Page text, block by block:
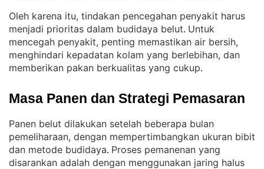
Oleh karena itu, tindakan pencegahan penyakit harus
menjadi prioritas dalam budidaya belut. Untuk
mencegah penyakit, penting memastikan air bersih,
menghindari kepadatan kolam yang berlebihan, dan
memberikan pakan berkualitas yang cukup.
Masa Panen dan Strategi Pemasaran
Panen belut dilakukan setelah beberapa bulan
pemeliharaan, dengan mempertimbangkan ukuran bibit
dan metode budidaya. Proses pemanenan yang
disarankan adalah dengan menggunakan jaring halus